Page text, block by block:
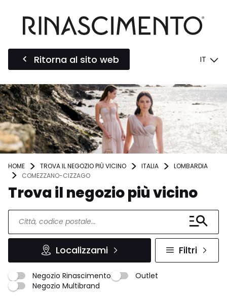
Ritorna al sito web IT
HOME TROVA IL NEGOZIO PIÙ VICINO ITALIA
LOMBARDIA
COMEZZANO-CIZZAGO
Trova il negozio più vicino
Localizzami Filtri
Negozio Rinascimento
Outlet
Negozio Multibrand